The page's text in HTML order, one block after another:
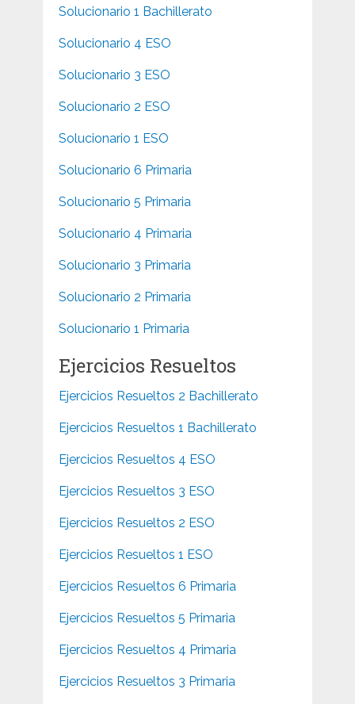
Solucionario 1 Bachillerato
Solucionario 4 ESO
Solucionario 3 ESO
Solucionario 2 ESO
Solucionario 1 ESO
Solucionario 6 Primaria
Solucionario 5 Primaria
Solucionario 4 Primaria
Solucionario 3 Primaria
Solucionario 2 Primaria
Solucionario 1 Primaria
Ejercicios Resueltos
Ejercicios Resueltos 2 Bachillerato
Ejercicios Resueltos 1 Bachillerato
Ejercicios Resueltos 4 ESO
Ejercicios Resueltos 3 ESO
Ejercicios Resueltos 2 ESO
Ejercicios Resueltos 1 ESO
Ejercicios Resueltos 6 Primaria
Ejercicios Resueltos 5 Primaria
Ejercicios Resueltos 4 Primaria
Ejercicios Resueltos 3 Primaria